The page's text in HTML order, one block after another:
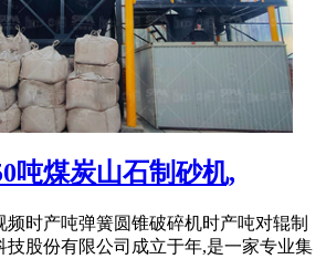
吨煤炭山石制砂机,
频时产吨弹簧圆锥破碎机时产吨对辊制
技股份有限公司成立于年,是一家专业集